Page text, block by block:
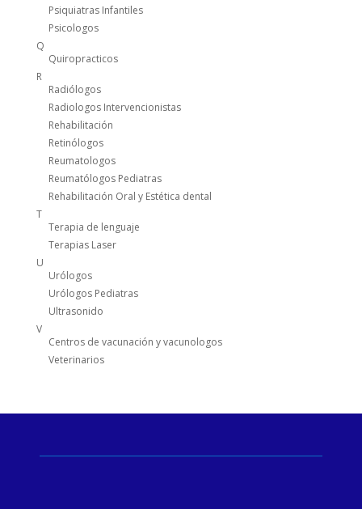
Psiquiatras Infantiles
Psicologos
Q
Quiropracticos
R
Radiólogos
Radiologos Intervencionistas
Rehabilitación
Retinólogos
Reumatologos
Reumatólogos Pediatras
Rehabilitación Oral y Estética dental
T
Terapia de lenguaje
Terapias Laser
U
Urólogos
Urólogos Pediatras
Ultrasonido
V
Centros de vacunación y vacunologos
Veterinarios